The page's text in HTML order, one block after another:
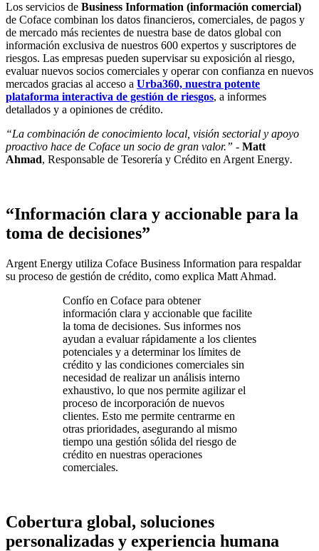
Los servicios de Business Information (información comercial)
de Coface combinan los datos financieros, comerciales, de pagos y
de mercado más recientes de nuestra base de datos global con
información exclusiva de nuestros 600 expertos y suscriptores de
riesgos. Las empresas pueden supervisar su exposición al riesgo,
evaluar nuevos socios comerciales y operar con confianza en nuevos
mercados gracias al acceso a Urba360, nuestra potente
plataforma interactiva de gestión de riesgos, a informes
detallados y a opiniones de crédito.
“La combinación de conocimiento local, visión sectorial y apoyo
proactivo hace de Coface un socio de gran valor.” - Matt
Ahmad, Responsable de Tesorería y Crédito en Argent Energy.
“Información clara y accionable para la
toma de decisiones”
Argent Energy utiliza Coface Business Information para respaldar
su proceso de gestión de crédito, como explica Matt Ahmad.
Confío en Coface para obtener
información clara y accionable que facilite
la toma de decisiones. Sus informes nos
ayudan a evaluar rápidamente a los clientes
potenciales y a determinar los límites de
crédito y las condiciones comerciales sin
necesidad de realizar un análisis interno
exhaustivo, lo que nos permite agilizar el
proceso de incorporación de nuevos
clientes. Esto me permite centrarme en
otras prioridades, asegurando al mismo
tiempo una gestión sólida del riesgo de
crédito en nuestras operaciones
comerciales.
Cobertura global, soluciones
personalizadas y experiencia humana